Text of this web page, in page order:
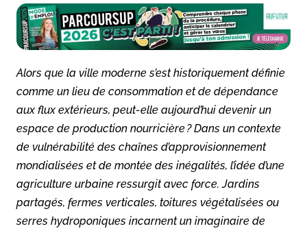
Alors que la ville moderne s’est historiquement définie
comme un lieu de consommation et de dépendance
aux flux extérieurs, peut-elle aujourd’hui devenir un
espace de production nourricière ? Dans un contexte
de vulnérabilité des chaînes d’approvisionnement
mondialisées et de montée des inégalités, l’idée d’une
agriculture urbaine ressurgit avec force. Jardins
partagés, fermes verticales, toitures végétalisées ou
serres hydroponiques incarnent un imaginaire de